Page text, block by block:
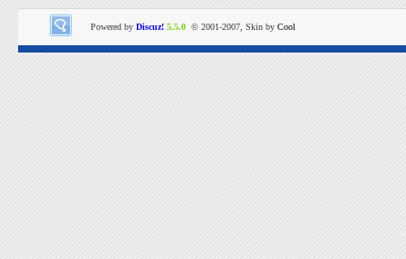
Powered by Discuz! 5.5.0 © 2001-2007, Skin by Cool